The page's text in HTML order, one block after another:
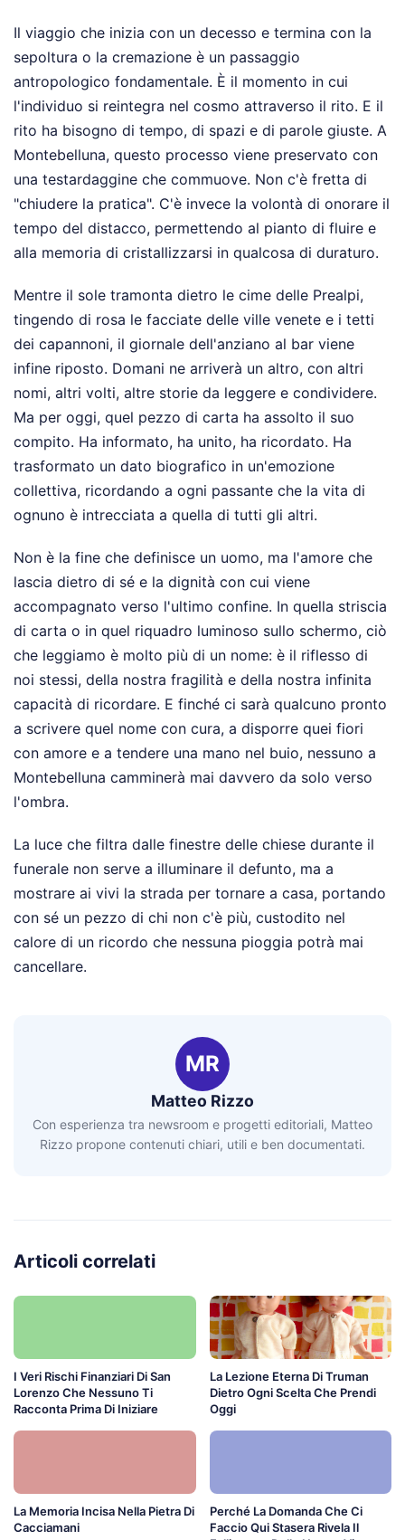
Il viaggio che inizia con un decesso e termina con la
sepoltura o la cremazione è un passaggio
antropologico fondamentale. È il momento in cui
l'individuo si reintegra nel cosmo attraverso il rito. E il
rito ha bisogno di tempo, di spazi e di parole giuste. A
Montebelluna, questo processo viene preservato con
una testardaggine che commuove. Non c'è fretta di
"chiudere la pratica". C'è invece la volontà di onorare il
tempo del distacco, permettendo al pianto di fluire e
alla memoria di cristallizzarsi in qualcosa di duraturo.
Mentre il sole tramonta dietro le cime delle Prealpi,
tingendo di rosa le facciate delle ville venete e i tetti
dei capannoni, il giornale dell'anziano al bar viene
infine riposto. Domani ne arriverà un altro, con altri
nomi, altri volti, altre storie da leggere e condividere.
Ma per oggi, quel pezzo di carta ha assolto il suo
compito. Ha informato, ha unito, ha ricordato. Ha
trasformato un dato biografico in un'emozione
collettiva, ricordando a ogni passante che la vita di
ognuno è intrecciata a quella di tutti gli altri.
Non è la fine che definisce un uomo, ma l'amore che
lascia dietro di sé e la dignità con cui viene
accompagnato verso l'ultimo confine. In quella striscia
di carta o in quel riquadro luminoso sullo schermo, ciò
che leggiamo è molto più di un nome: è il riflesso di
noi stessi, della nostra fragilità e della nostra infinita
capacità di ricordare. E finché ci sarà qualcuno pronto
a scrivere quel nome con cura, a disporre quei fiori
con amore e a tendere una mano nel buio, nessuno a
Montebelluna camminerà mai davvero da solo verso
l'ombra.
La luce che filtra dalle finestre delle chiese durante il
funerale non serve a illuminare il defunto, ma a
mostrare ai vivi la strada per tornare a casa, portando
con sé un pezzo di chi non c'è più, custodito nel
calore di un ricordo che nessuna pioggia potrà mai
cancellare.
MR
Matteo Rizzo
Con esperienza tra newsroom e progetti editoriali, Matteo
Rizzo propone contenuti chiari, utili e ben documentati.
Articoli correlati
I Veri Rischi Finanziari Di San
Lorenzo Che Nessuno Ti
Racconta Prima Di Iniziare
La Lezione Eterna Di Truman
Dietro Ogni Scelta Che Prendi
Oggi
La Memoria Incisa Nella Pietra Di
Cacciamani
Perché La Domanda Che Ci
Faccio Qui Stasera Rivela Il